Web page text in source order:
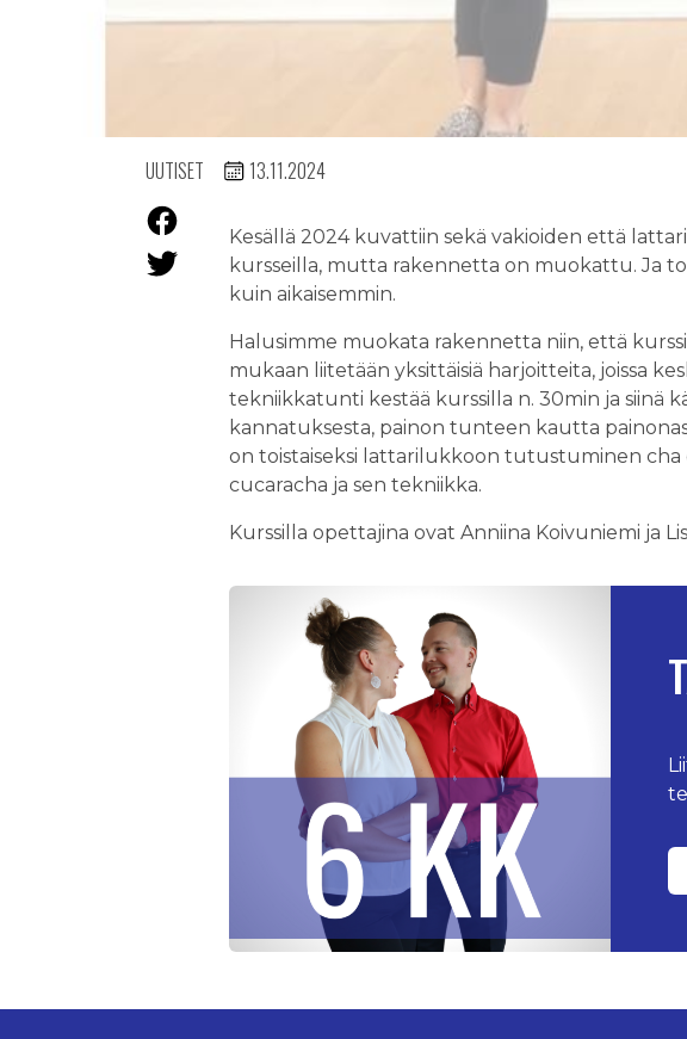
UUTISET 13.11.2024
Kesällä 2024 kuvattiin sekä vakioiden että
kursseilla, mutta rakennetta on muokattu. Ja
kuin aikaisemmin.
Halusimme muokata rakennetta niin, että
mukaan liitetään yksittäisiä harjoitteita, joissa
tekniikkatunti kestää kurssilla n. 30min ja siinä
kannatuksesta, painon tunteen kautta
on toistaiseksi lattarilukkoon tutustuminen
cucaracha ja sen tekniikka.
Kurssilla opettajina ovat Anniina Koivuniemi ja